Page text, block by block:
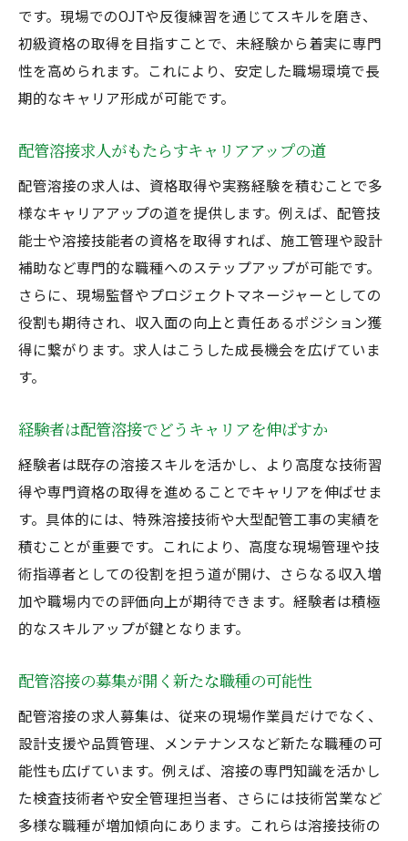
です。現場でのOJTや反復練習を通じてスキルを磨き、
初級資格の取得を目指すことで、未経験から着実に専門
性を高められます。これにより、安定した職場環境で長
期的なキャリア形成が可能です。
配管溶接求人がもたらすキャリアアップの道
配管溶接の求人は、資格取得や実務経験を積むことで多
様なキャリアアップの道を提供します。例えば、配管技
能士や溶接技能者の資格を取得すれば、施工管理や設計
補助など専門的な職種へのステップアップが可能です。
さらに、現場監督やプロジェクトマネージャーとしての
役割も期待され、収入面の向上と責任あるポジション獲
得に繋がります。求人はこうした成長機会を広げていま
す。
経験者は配管溶接でどうキャリアを伸ばすか
経験者は既存の溶接スキルを活かし、より高度な技術習
得や専門資格の取得を進めることでキャリアを伸ばせま
す。具体的には、特殊溶接技術や大型配管工事の実績を
積むことが重要です。これにより、高度な現場管理や技
術指導者としての役割を担う道が開け、さらなる収入増
加や職場内での評価向上が期待できます。経験者は積極
的なスキルアップが鍵となります。
配管溶接の募集が開く新たな職種の可能性
配管溶接の求人募集は、従来の現場作業員だけでなく、
設計支援や品質管理、メンテナンスなど新たな職種の可
能性も広げています。例えば、溶接の専門知識を活かし
た検査技術者や安全管理担当者、さらには技術営業など
多様な職種が増加傾向にあります。これらは溶接技術の